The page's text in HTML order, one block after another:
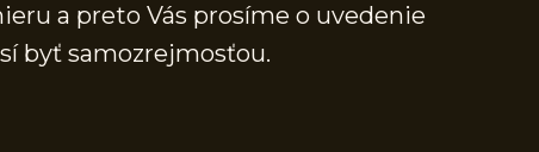
a preto Vás prosíme o uvedenie
byť samozrejmosťou.